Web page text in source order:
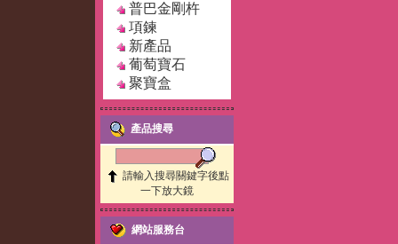
普巴金剛杵
項鍊
新產品
葡萄寶石
聚寶盒
產品搜尋
請輸入搜尋關鍵字後點
一下放大鏡
網站服務台